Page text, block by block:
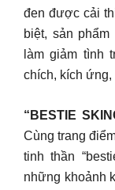
đen được cải
biệt, sản
làm giảm tình
chích, kích ứng,
“BESTIE
Cùng trang
tinh thần
những khoảnh